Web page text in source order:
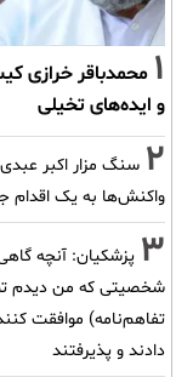
1 محمدباقر خرازی
و ایده‌های تخیلی
2 سنگ مزار اکبر
واکنش‌ها به یک اقدام
3 پزشکیان‌: آنچه
شخصیتی که من دیدم
دادند و پذیرفتند